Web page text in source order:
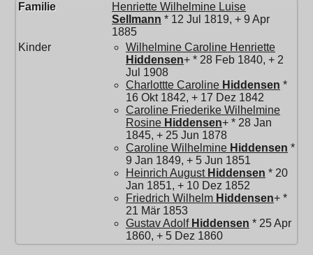
Familie
Henriette Wilhelmine Luise
Sellmann * 12 Jul 1819, + 9 Apr
1885
Kinder
Wilhelmine Caroline Henriette
Hiddensen+ * 28 Feb 1840, + 2
Jul 1908
Charlottte Caroline Hiddensen *
16 Okt 1842, + 17 Dez 1842
Caroline Friederike Wilhelmine
Rosine Hiddensen+ * 28 Jan
1845, + 25 Jun 1878
Caroline Wilhelmine Hiddensen *
9 Jan 1849, + 5 Jun 1851
Heinrich August Hiddensen * 20
Jan 1851, + 10 Dez 1852
Friedrich Wilhelm Hiddensen+ *
21 Mär 1853
Gustav Adolf Hiddensen * 25 Apr
1860, + 5 Dez 1860